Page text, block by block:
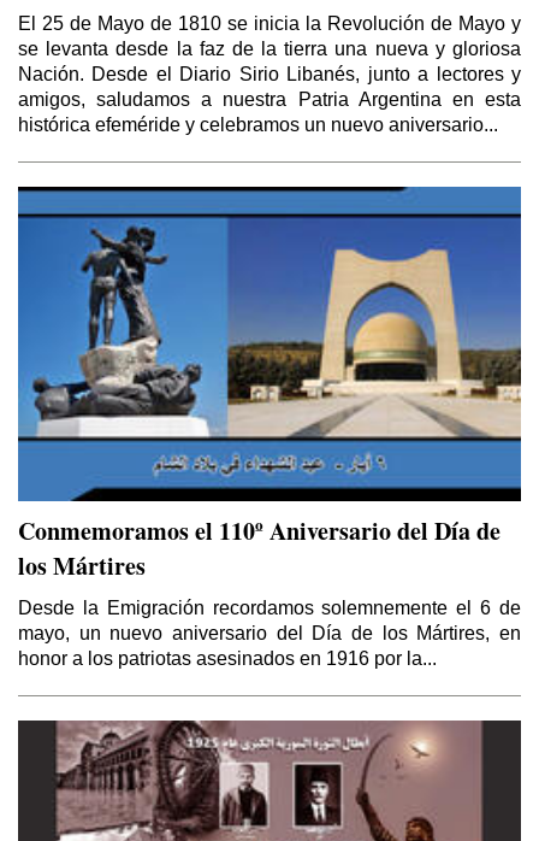
El 25 de Mayo de 1810 se inicia la Revolución de Mayo y
se levanta desde la faz de la tierra una nueva y gloriosa
Nación. Desde el Diario Sirio Libanés, junto a lectores y
amigos, saludamos a nuestra Patria Argentina en esta
histórica efeméride y celebramos un nuevo aniversario...
Conmemoramos el 110º Aniversario del Día de
los Mártires
Desde la Emigración recordamos solemnemente el 6 de
mayo, un nuevo aniversario del Día de los Mártires, en
honor a los patriotas asesinados en 1916 por la...